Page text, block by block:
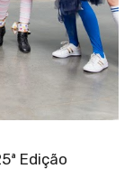
Edição